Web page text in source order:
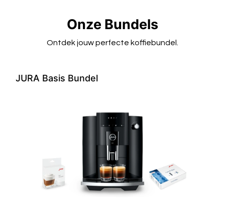
Onze Bundels
Ontdek jouw perfecte koffiebundel.
JURA Basis Bundel